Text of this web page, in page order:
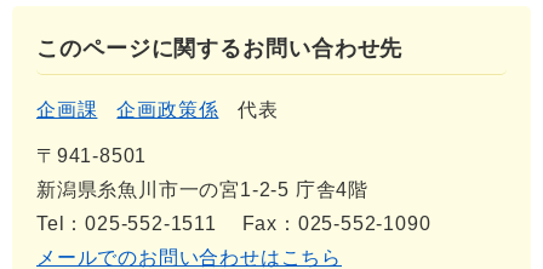
このページに関するお問い合わせ先
企画課 企画政策係 代表
〒941-8501
新潟県糸魚川市一の宮1-2-5 庁舎4階
Tel：025-552-1511
Fax：025-552-1090
メールでのお問い合わせはこちら